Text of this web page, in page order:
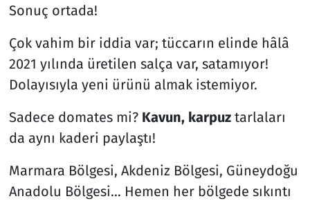
Sonuç ortada!
Çok vahim bir iddia var; tüccarın elinde hâlâ
2021 yılında üretilen salça var, satamıyor!
Dolayısıyla yeni ürünü almak istemiyor.
Sadece domates mi? Kavun, karpuztarlaları
da aynı kaderi paylaştı!
Marmara Bölgesi, Akdeniz Bölgesi, Güneydoğu
Anadolu Bölgesi… Hemen her bölgede sıkıntı
Spor
Televizyon